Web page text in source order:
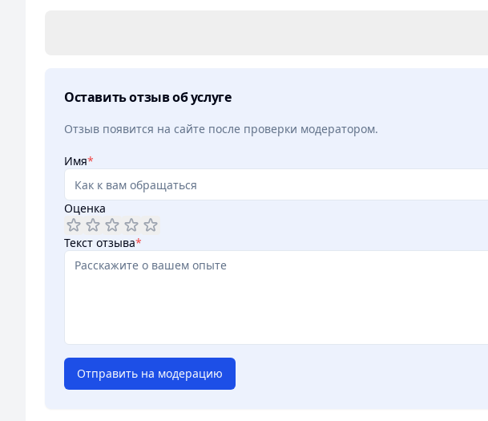
Оставить отзыв об услуге
Отзыв появится на сайте после проверки модератором.
Имя*
Оценка
Текст отзыва*
Отправить на модерацию